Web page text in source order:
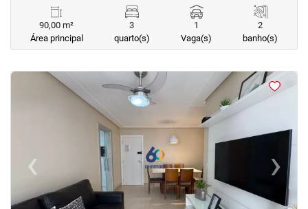
90,00 m²
Área principal
3
quarto(s)
1
Vaga(s)
2
banho(s)
<
‹Previous ›
Next